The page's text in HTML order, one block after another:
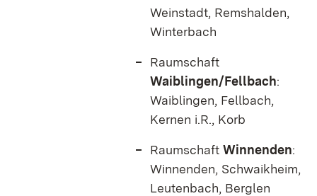
Weinstadt, Remshalden,
Winterbach
Raumschaft
Waiblingen/Fellbach:
Waiblingen, Fellbach,
Kernen i.R., Korb
Raumschaft Winnenden:
Winnenden, Schwaikheim,
Leutenbach, Berglen